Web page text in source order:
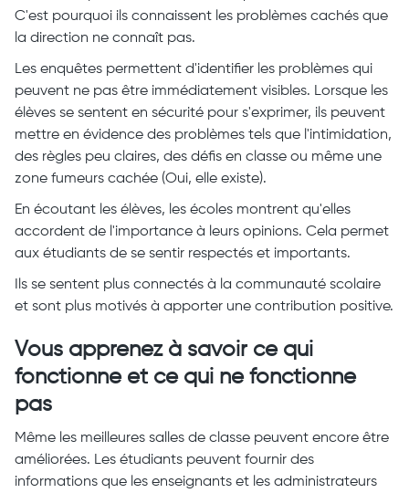
C'est pourquoi ils connaissent les problèmes cachés que
la direction ne connaît pas.
Les enquêtes permettent d'identifier les problèmes qui
peuvent ne pas être immédiatement visibles. Lorsque les
élèves se sentent en sécurité pour s'exprimer, ils peuvent
mettre en évidence des problèmes tels que l'intimidation,
des règles peu claires, des défis en classe ou même une
zone fumeurs cachée (Oui, elle existe).
En écoutant les élèves, les écoles montrent qu'elles
accordent de l'importance à leurs opinions. Cela permet
aux étudiants de se sentir respectés et importants.
Ils se sentent plus connectés à la communauté scolaire
et sont plus motivés à apporter une contribution positive.
Vous apprenez à savoir ce qui
fonctionne et ce qui ne fonctionne
pas
Même les meilleures salles de classe peuvent encore être
améliorées. Les étudiants peuvent fournir des
informations que les enseignants et les administrateurs